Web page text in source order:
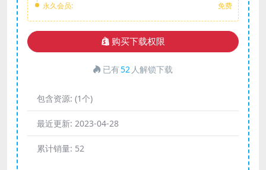
永久会员: 免费
购买下载权限
已有52 人解锁下载
包含资源: (1个)
最近更新: 2023-04-28
累计销量: 52